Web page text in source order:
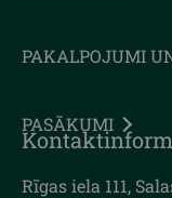
PAKALPOJUMI
PASĀKUMI
Rīgas iela 111,